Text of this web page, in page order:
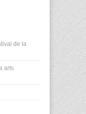
de la
arts